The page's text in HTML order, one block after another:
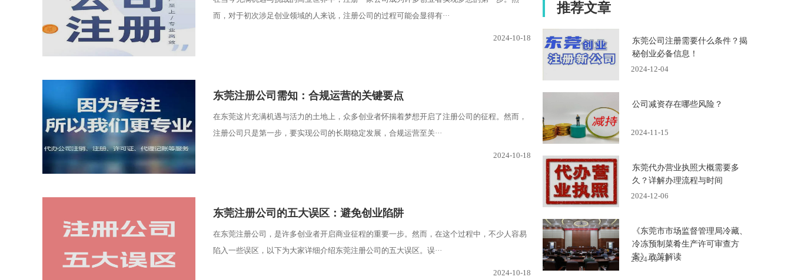
而，对于初次涉足创业领域的人来说，注册公司的过程可能会显得有···
2024-10-18
东莞注册公司需知：合规运营的关键要点
在东莞这片充满机遇与活力的土地上，众多创业者怀揣着梦想开启了注册公司的征程。然而，
注册公司只是第一步，要实现公司的长期稳定发展，合规运营至关···
2024-10-18
东莞注册公司的五大误区：避免创业陷阱
在东莞注册公司，是许多创业者开启商业征程的重要一步。然而，在这个过程中，不少人容易
陷入一些误区，以下为大家详细介绍东莞注册公司的五大误区。误···
2024-10-18
推荐文章
东莞公司注册需要什么条件？揭
秘创业必备信息！
2024-12-04
公司减资存在哪些风险？
2024-11-15
东莞代办营业执照大概需要多
久？详解办理流程与时间
2024-12-06
《东莞市市场监督管理局冷藏、
冷冻预制菜肴生产许可审查方
案》政策解读
2024-10-11